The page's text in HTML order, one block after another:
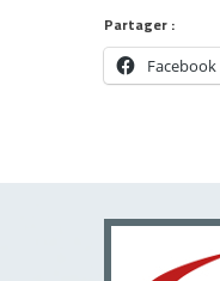
Partager :
Facebook